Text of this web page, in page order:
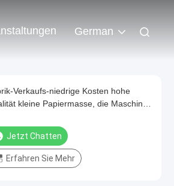
German
Verkaufs-niedrige Kosten hohe
kleine Papiermasse, die Maschine
Jetzt Chatten
Erfahren Sie Mehr